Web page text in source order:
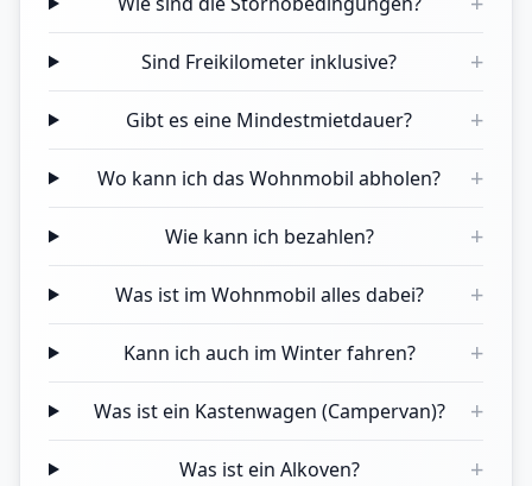
Sind Freikilometer inklusive? +
Gibt es eine Mindestmietdauer? +
Wo kann ich das Wohnmobil abholen? +
Wie kann ich bezahlen? +
Was ist im Wohnmobil alles dabei? +
Kann ich auch im Winter fahren? +
Was ist ein Kastenwagen (Campervan)? +
Was ist ein Alkoven? +